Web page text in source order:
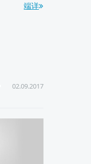
端详
02.09.2017